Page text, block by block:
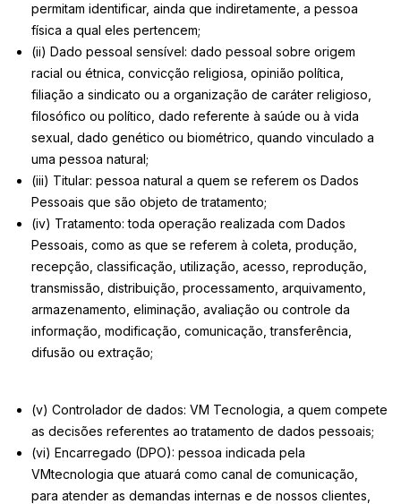
permitam identificar, ainda que indiretamente, a pessoa
física a qual eles pertencem;
(ii) Dado pessoal sensível: dado pessoal sobre origem
racial ou étnica, convicção religiosa, opinião política,
filiação a sindicato ou a organização de caráter religioso,
filosófico ou político, dado referente à saúde ou à vida
sexual, dado genético ou biométrico, quando vinculado a
uma pessoa natural;
(iii) Titular: pessoa natural a quem se referem os Dados
Pessoais que são objeto de tratamento;
(iv) Tratamento: toda operação realizada com Dados
Pessoais, como as que se referem à coleta, produção,
recepção, classificação, utilização, acesso, reprodução,
transmissão, distribuição, processamento, arquivamento,
armazenamento, eliminação, avaliação ou controle da
informação, modificação, comunicação, transferência,
difusão ou extração;
(v) Controlador de dados: VM Tecnologia, a quem compete
as decisões referentes ao tratamento de dados pessoais;
(vi) Encarregado (DPO): pessoa indicada pela
VMtecnologia que atuará como canal de comunicação,
para atender as demandas internas e de nossos clientes,